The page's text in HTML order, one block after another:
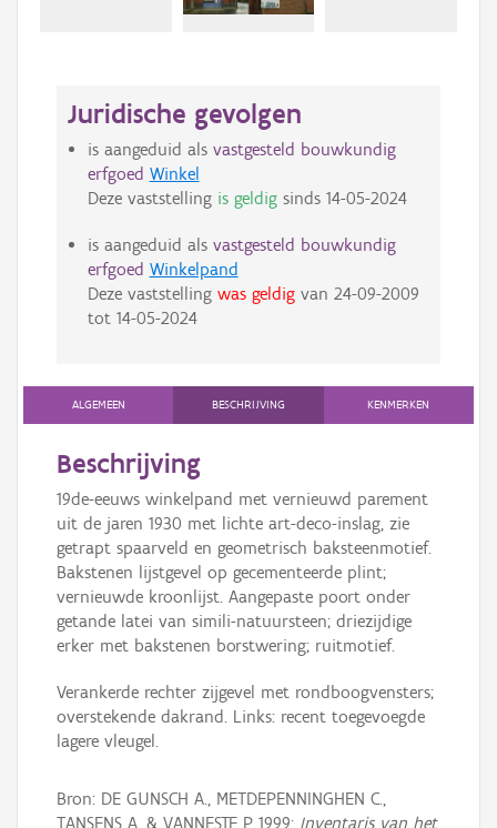
Juridische gevolgen
is aangeduid als vastgesteld bouwkundig
erfgoed Winkel
Deze vaststelling is geldigsinds 14-05-2024
is aangeduid als vastgesteld bouwkundig
erfgoed Winkelpand
Deze vaststelling was geldigvan 24-09-2009
tot 14-05-2024
ALGEMEEN BESCHRIJVING KENMERKEN
Beschrijving
19de-eeuws winkelpand met vernieuwd parement
uit de jaren 1930 met lichte art-deco-inslag, zie
getrapt spaarveld en geometrisch baksteenmotief.
Bakstenen lijstgevel op gecementeerde plint;
vernieuwde kroonlijst. Aangepaste poort onder
getande latei van simili-natuursteen; driezijdige
erker met bakstenen borstwering; ruitmotief.
Verankerde rechter zijgevel met rondboogvensters;
overstekende dakrand. Links: recent toegevoegde
lagere vleugel.
Bron: DE GUNSCH A., METDEPENNINGHEN C.,
TANSENS A. & VANNESTE P. 1999: Inventaris van het